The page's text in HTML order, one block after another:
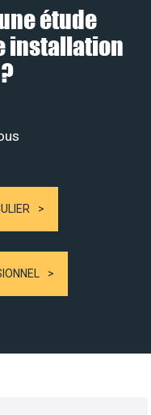
étude
installation